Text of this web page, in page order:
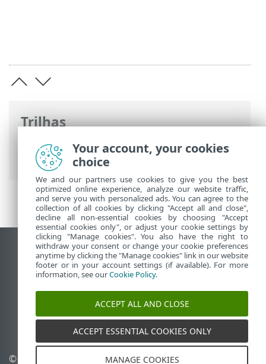
Trilhas
Ajuda on-line ESET>ESET Cyber Security
Trabalhando com o ESET Cyber Security
Ver site para desktop
End of Life
Base de conhecimento ESET
Fórum ESET
ESET Status Portal
Suporte regional
© 1992 - 2025 ESET, spol. s Gerenciar cookies
Your account, your cookies
choice
We and our partners use cookies to give you the best
optimized online experience, analyze our website traffic,
and serve you with personalized ads. You can agree to the
collection of all cookies by clicking "Accept all and close",
decline all non-essential cookies by choosing "Accept
essential cookies only", or adjust your cookie settings by
clicking "Manage cookies". You also have the right to
withdraw your consent or change your cookie preferences
anytime by clicking the "Manage cookies" link in our website
footer or in your account settings (if available). For more
information, see ourCookie Policy.
ACCEPT ALL AND CLOSE
ACCEPT ESSENTIAL COOKIES ONLY
MANAGE COOKIES